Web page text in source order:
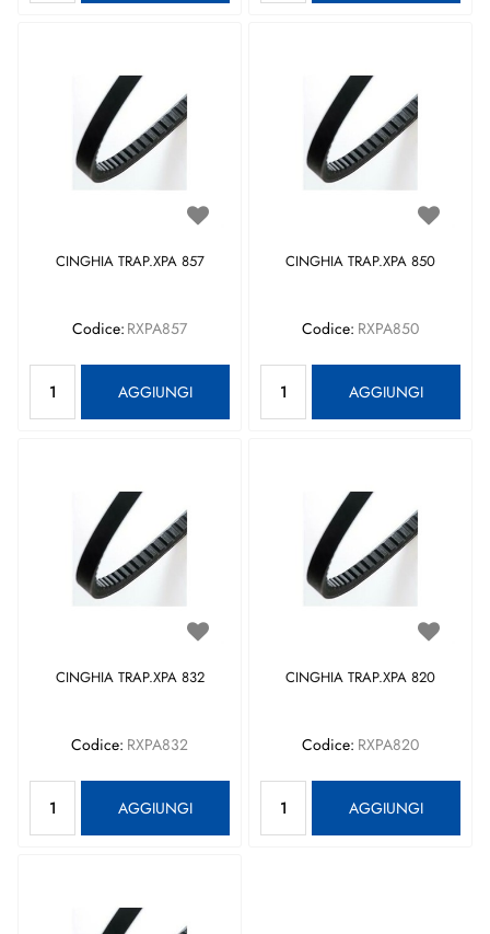
CINGHIA TRAP.XPA 857
Codice: RXPA857
AGGIUNGI
CINGHIA TRAP.XPA 850
Codice: RXPA850
AGGIUNGI
CINGHIA TRAP.XPA 832
Codice: RXPA832
AGGIUNGI
CINGHIA TRAP.XPA 820
Codice: RXPA820
AGGIUNGI